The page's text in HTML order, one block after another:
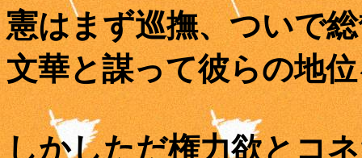
憲はまず巡撫、ついで
文華と謀って彼らの地
しかしただ権力欲とコ